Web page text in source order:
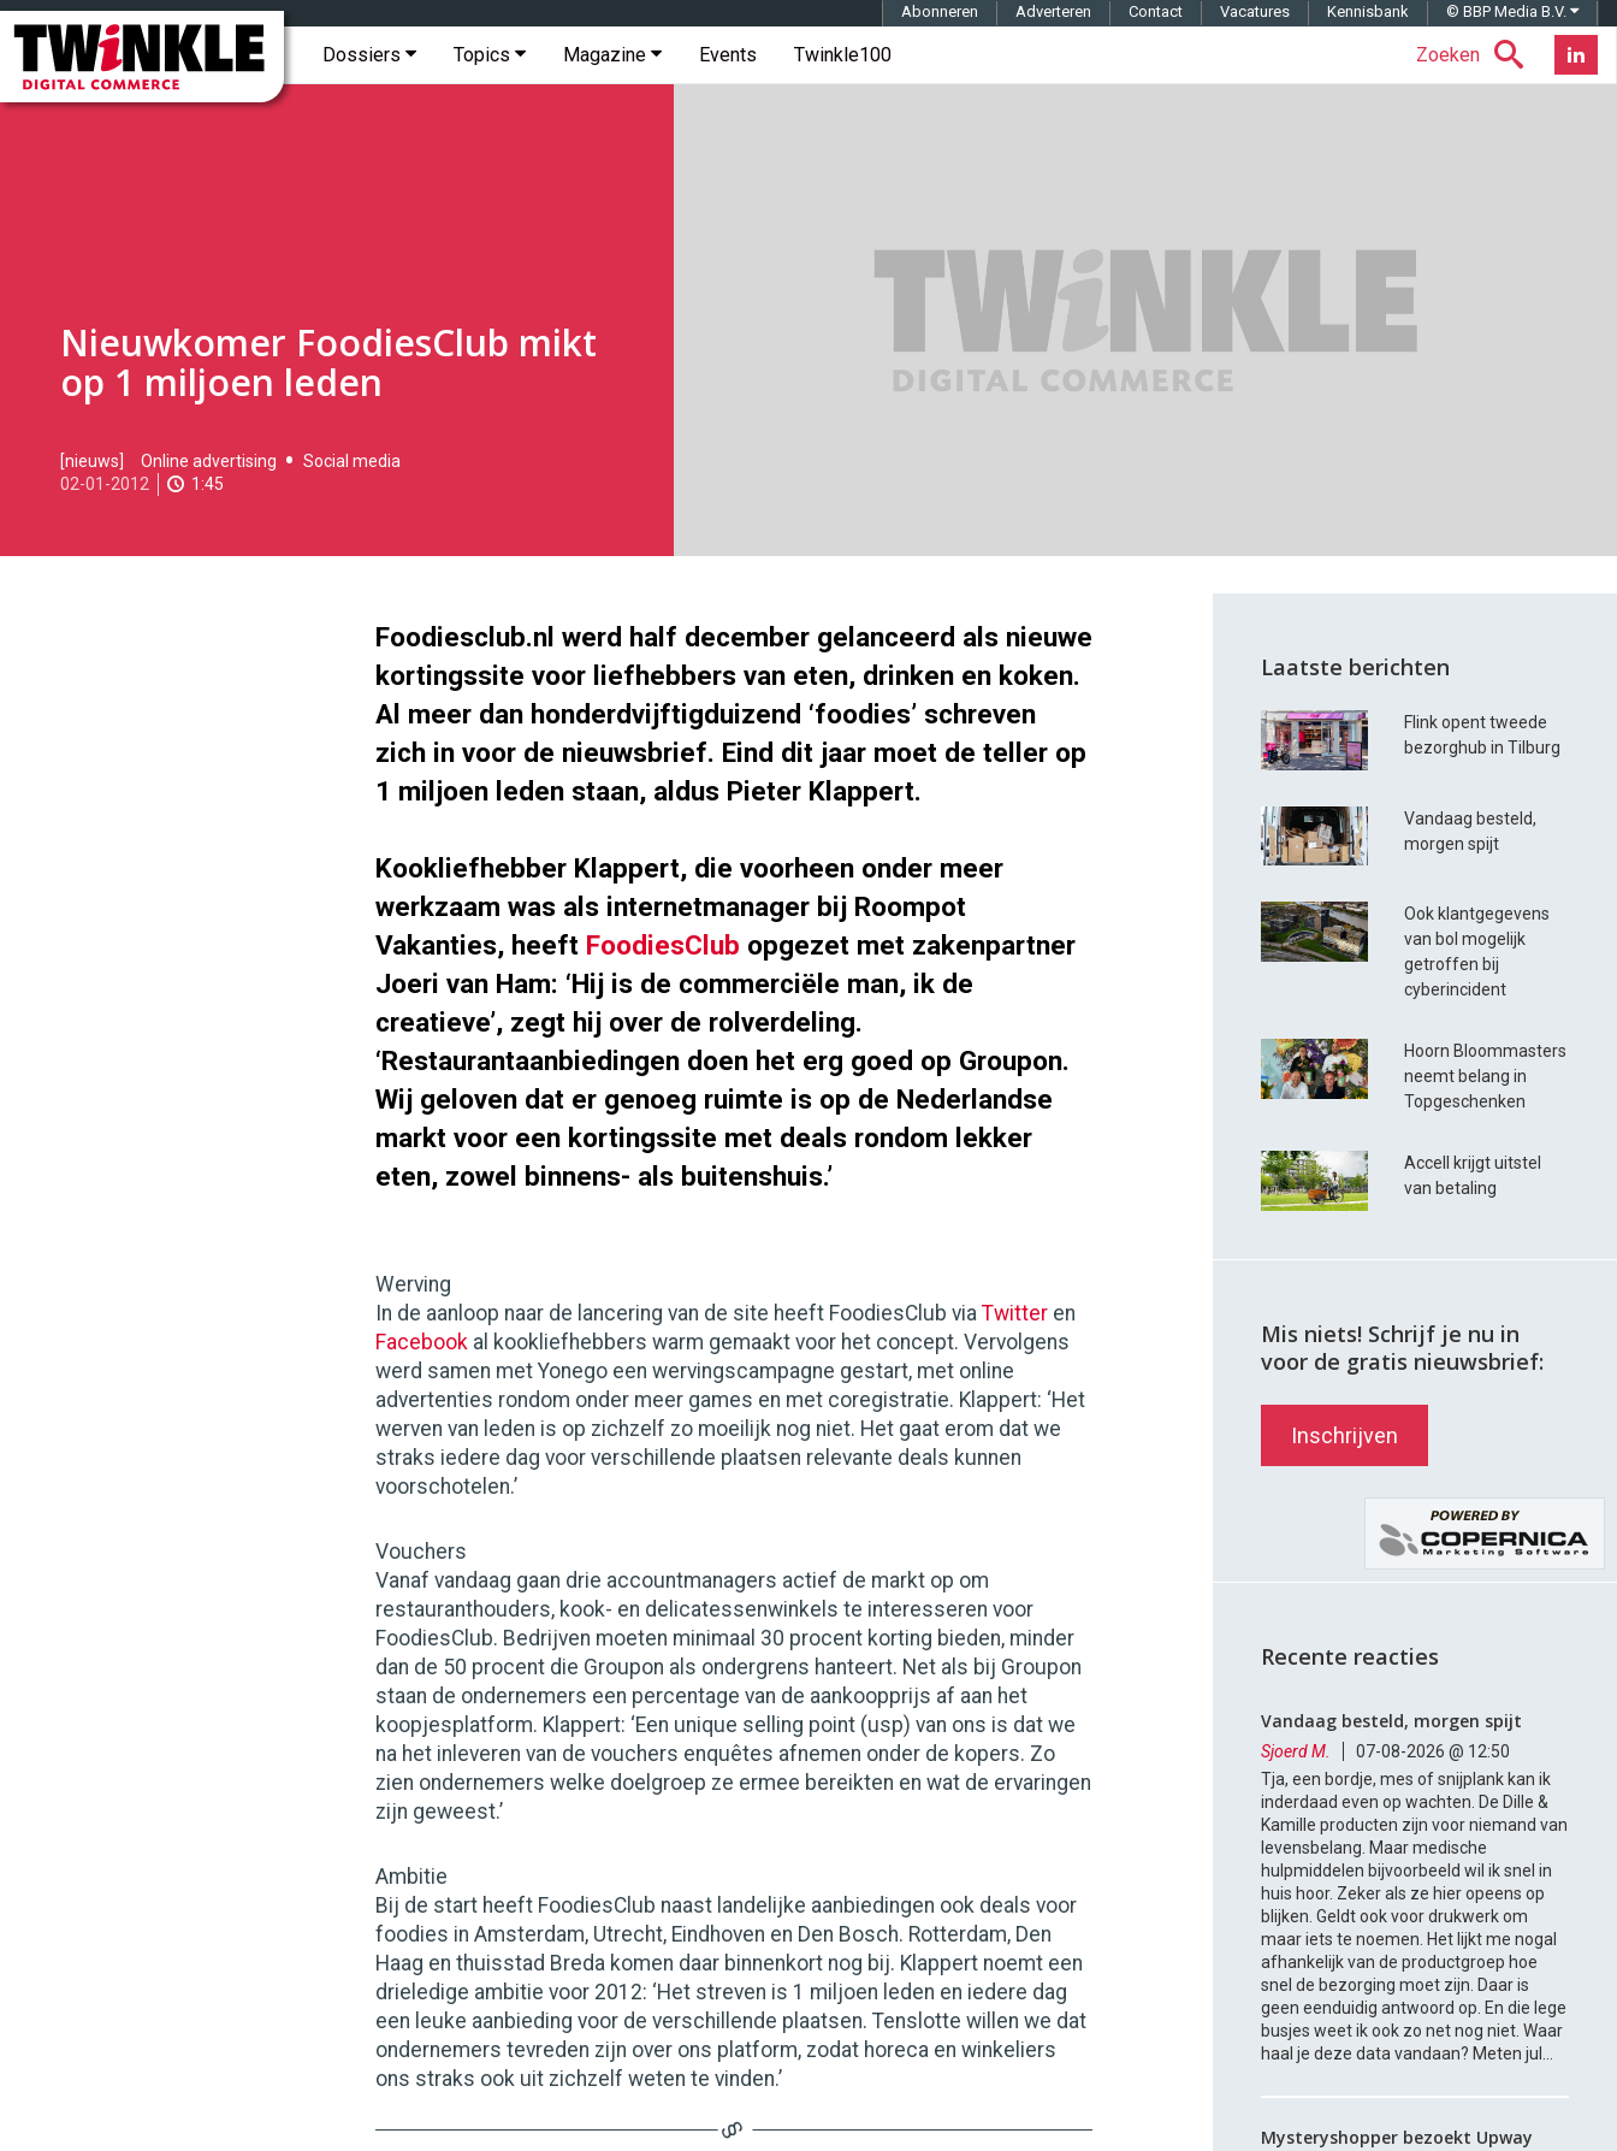
Twinkle
Digital
Commerce
Hoofdmenu Zoeken
Dossiers Topics Magazine Events Twinkle100
Topmenu Abonneren Adverteren Contact Vacatures Kennisbank © BBP Media B.V.
Nieuwkomer FoodiesClub mikt
op 1 miljoen leden
2012-
01-
05-
[nieuws] Online advertising
Social media
02-01-2012
1:45
Foodiesclub.nl werd half december gelanceerd als nieuwe
kortingssite voor liefhebbers van eten, drinken en koken.
Al meer dan honderdvijftigduizend ‘foodies’ schreven
zich in voor de nieuwsbrief. Eind dit jaar moet de teller op
1 miljoen leden staan, aldus Pieter Klappert.
Kookliefhebber Klappert, die voorheen onder meer
werkzaam was als internetmanager bij Roompot
Vakanties, heeft FoodiesClub opgezet met zakenpartner
Joeri van Ham: ‘Hij is de commerciële man, ik de
creatieve’, zegt hij over de rolverdeling.
‘Restaurantaanbiedingen doen het erg goed op Groupon.
Wij geloven dat er genoeg ruimte is op de Nederlandse
markt voor een kortingssite met deals rondom lekker
eten, zowel binnens- als buitenshuis.’
Werving
In de aanloop naar de lancering van de site heeft FoodiesClub via Twitter en
Facebook al kookliefhebbers warm gemaakt voor het concept. Vervolgens
werd samen met Yonego een wervingscampagne gestart, met online
advertenties rondom onder meer games en met coregistratie. Klappert: ‘Het
werven van leden is op zichzelf zo moeilijk nog niet. Het gaat erom dat we
straks iedere dag voor verschillende plaatsen relevante deals kunnen
voorschotelen.’
Vouchers
Vanaf vandaag gaan drie accountmanagers actief de markt op om
restauranthouders, kook- en delicatessenwinkels te interesseren voor
FoodiesClub. Bedrijven moeten minimaal 30 procent korting bieden, minder
dan de 50 procent die Groupon als ondergrens hanteert. Net als bij Groupon
staan de ondernemers een percentage van de aankoopprijs af aan het
koopjesplatform. Klappert: ‘Een unique selling point (usp) van ons is dat we
na het inleveren van de vouchers enquêtes afnemen onder de kopers. Zo
zien ondernemers welke doelgroep ze ermee bereikten en wat de ervaringen
zijn geweest.’
Ambitie
Bij de start heeft FoodiesClub naast landelijke aanbiedingen ook deals voor
foodies in Amsterdam, Utrecht, Eindhoven en Den Bosch. Rotterdam, Den
Haag en thuisstad Breda komen daar binnenkort nog bij. Klappert noemt een
drieledige ambitie voor 2012: ‘Het streven is 1 miljoen leden en iedere dag
een leuke aanbieding voor de verschillende plaatsen. Tenslotte willen we dat
ondernemers tevreden zijn over ons platform, zodat horeca en winkeliers
ons straks ook uit zichzelf weten te vinden.’
Laatste berichten
Flink opent tweede
bezorghub in Tilburg
Vandaag besteld,
morgen spijt
Ook klantgegevens
van bol mogelijk
getroffen bij
cyberincident
Hoorn Bloommasters
neemt belang in
Topgeschenken
Accell krijgt uitstel
van betaling
Mis niets! Schrijf je nu in
voor de gratis nieuwsbrief:
Inschrijven
Recente reacties
Vandaag besteld, morgen spijt
Sjoerd M.
07-08-2026 @ 12:50
Tja, een bordje, mes of snijplank kan ik
inderdaad even op wachten. De Dille &
Kamille producten zijn voor niemand van
levensbelang. Maar medische
hulpmiddelen bijvoorbeeld wil ik snel in
huis hoor. Zeker als ze hier opeens op
blijken. Geldt ook voor drukwerk om
maar iets te noemen. Het lijkt me nogal
afhankelijk van de productgroep hoe
snel de bezorging moet zijn. Daar is
geen eenduidig antwoord op. En die lege
busjes weet ik ook zo net nog niet. Waar
haal je deze data vandaan? Meten jul...
Mysteryshopper bezoekt Upway